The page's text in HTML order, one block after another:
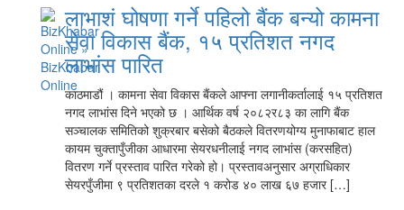
लाभाशं घोषणा गर्ने पहिलो बैंक बन्यो कामना
सेवा विकास बैंक, १५ प्रतिशत नगद
लाभांस पारित
काठमाडौं । कामना सेवा विकास बैंकले आफ्ना लगानीकर्तालाई १५ प्रतिशत
नगद लाभांस दिने भएको छ । आर्थिक वर्ष २०८२र८३ का लागि बैंक
सञ्चालक समितिको शुक्रबार बसेको बैठकले वितरणयोग्य मुनाफाबाट हाल
कायम चुक्तापुँजीका आधारमा सेयरधनीलाई नगद लाभांस (करसहित)
वितरण गर्ने प्रस्ताव पारित गरेको हो। प्रस्तावअनुसार अग्राधिकार
सेयरपुँजीमा ९ प्रतिशतका दरले १ करोड ४० लाख ६७ हजार […]